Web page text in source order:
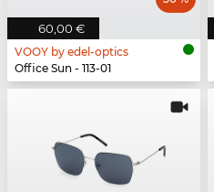
60,00 €
VOOY by edel-optics
Office Sun - 113-01